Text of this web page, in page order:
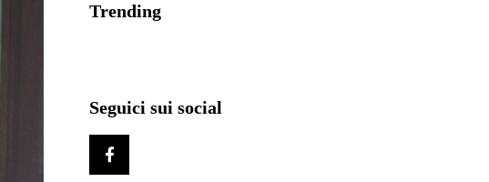
Trending
Seguici sui social